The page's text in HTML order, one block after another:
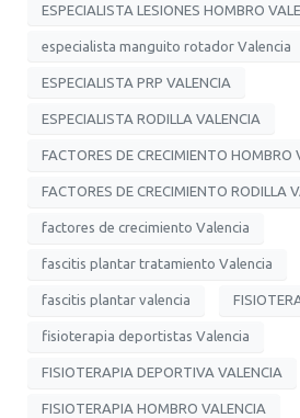
ESPECIALISTA LESIONES HOMBRO
especialista manguito rotador Valencia
ESPECIALISTA PRP VALENCIA
ESPECIALISTA RODILLA VALENCIA
FACTORES DE CRECIMIENTO HOMBRO
FACTORES DE CRECIMIENTO RODILLA
factores de crecimiento Valencia
fascitis plantar tratamiento Valencia
fascitis plantar valencia
fisioterapia deportistas Valencia
FISIOTERAPIA DEPORTIVA VALENCIA
FISIOTERAPIA HOMBRO VALENCIA